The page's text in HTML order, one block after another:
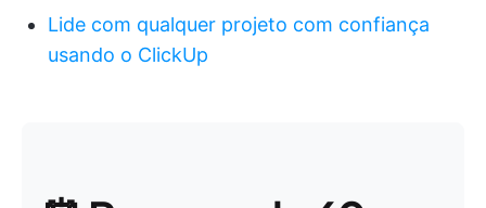
Lide com qualquer projeto com confiança
usando o ClickUp